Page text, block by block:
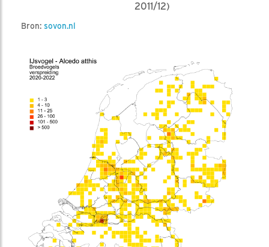
2011/12)
Bron: sovon.nl